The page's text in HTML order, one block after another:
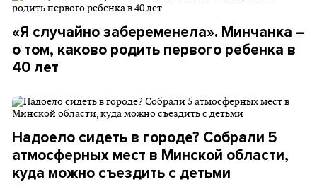
«Я случайно забеременела». Минчанка –
о том, каково родить первого ребенка в
40 лет
Надоело сидеть в городе? Собрали 5
атмосферных мест в Минской области,
куда можно съездить с детьми